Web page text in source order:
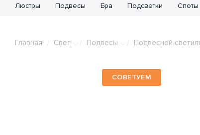
Люстры Подвесы Бра Подсветки Споты
Главная / Свет / Подвесы / Подвесной
СОВЕТУЕМ